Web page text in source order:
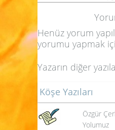
Henüz yorum
yorumu yapmak
Yazarın diğer
Köşe Yazıları
Özgür
Yolumuz